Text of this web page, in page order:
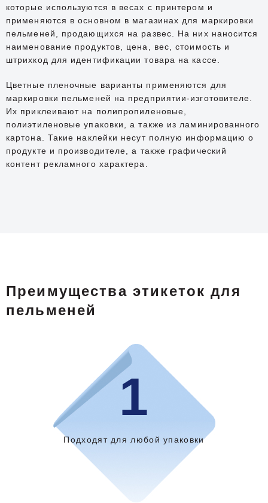
которые используются в весах с принтером и
применяются в основном в магазинах для маркировки
пельменей, продающихся на развес. На них наносится
наименование продуктов, цена, вес, стоимость и
штрихкод для идентификации товара на кассе.
Цветные пленочные варианты применяются для
маркировки пельменей на предприятии-изготовителе.
Их приклеивают на полипропиленовые,
полиэтиленовые упаковки, а также из ламинированного
картона. Такие наклейки несут полную информацию о
продукте и производителе, а также графический
контент рекламного характера.
Преимущества этикеток для
пельменей
1
Подходят для любой упаковки